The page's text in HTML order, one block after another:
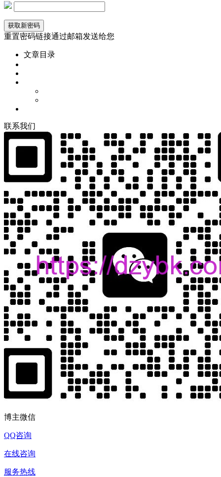
重置密码链接通过邮箱发送给您
文章目录
联系我们
博主微信
QQ咨询
在线咨询
服务热线